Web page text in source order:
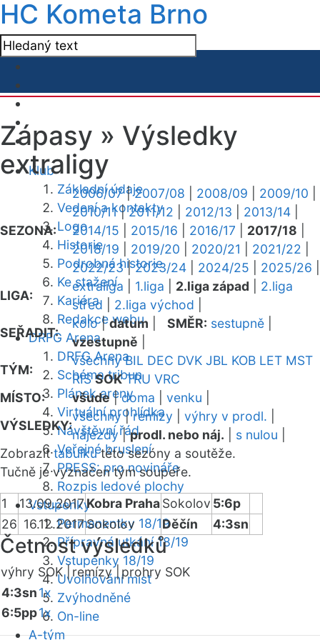
HC Kometa Brno
Klub
Základní údaje
Vedení a kontakty
Logo
Historie
Podrobná historie
Ke stažení
Kariéra
Redakce webu
DRFG Arena
DRFG Arena
Schéma tribun
Plánek areny
Virtuální prohlídka
Návštěvní řád
Veřejné bruslení
PRESS: pro novináře
Rozpis ledové plochy
Vstupenky
Permanentky 18/19
Přípravná utkání 18/19
Vstupenky 18/19
Uvolňování míst
Zvýhodněné
On-line
A-tým
Zápasy » Výsledky
extraligy
SEZONA:
2006/07|2007/08 2008/09 2009/10
2010/11|2011/12 2012/13 2013/14
2014/15
2015/16 2016/17 2017/18
2018/19
2019/20 2020/21 2021/22
2022/23|2023/24 2024/25 2025/26
LIGA:
extraliga 1.liga 2.liga západ
2.liga
střed
2.liga východ
SEŘADIT:
kolo|datum SMĚR: sestupně
vzestupně
TÝM:
všechny BIL DEC DVK JBL KOB LET MST
RIS SOK TRU VRC
MÍSTO:
všude|doma venku
VÝSLEDKY:
všechny|remízy výhry v prodl.
nájezdy|prodl. nebo náj. s nulou
Zobrazittabulkutéto sezóny a soutěže.
Tučně je vyznačen tým soupeře.
1 13.09.2017Kobra PrahaSokolov 5:6p
26 16.12.2017Sokolov Děčín 4:3sn
Četnost výsledků
výhry SOK | remízy | prohry SOK
4:3sn1x
6:5pp1x